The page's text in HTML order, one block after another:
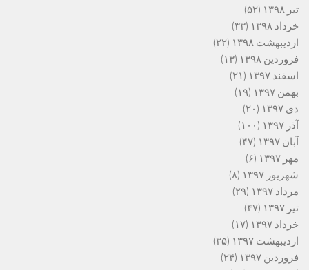
تیر ۱۳۹۸
(۵۲)
خرداد ۱۳۹۸
(۳۳)
اردیبهشت ۱۳۹۸
(۲۲)
فروردین ۱۳۹۸
(۱۳)
اسفند ۱۳۹۷
(۲۱)
بهمن ۱۳۹۷
(۱۹)
دی ۱۳۹۷
(۲۰)
آذر ۱۳۹۷
(۱۰۰)
آبان ۱۳۹۷
(۴۷)
مهر ۱۳۹۷
(۶)
شهریور ۱۳۹۷
(۸)
مرداد ۱۳۹۷
(۲۹)
تیر ۱۳۹۷
(۴۷)
خرداد ۱۳۹۷
(۱۷)
اردیبهشت ۱۳۹۷
(۳۵)
فروردین ۱۳۹۷
(۲۴)